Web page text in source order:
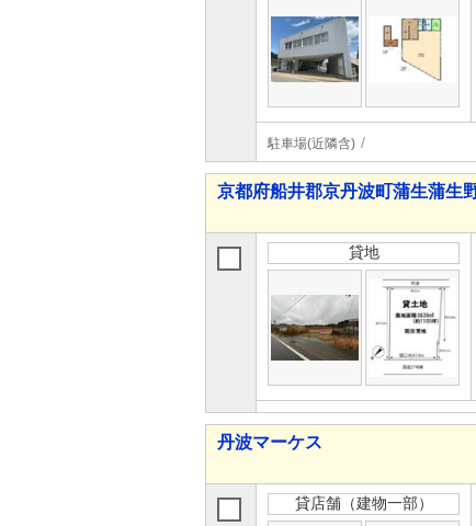
駐車場(近隣含)
京都府船井郡京丹波町蒲生蒲生
貸地
丹波マーケス
貸店舗（建物一部）